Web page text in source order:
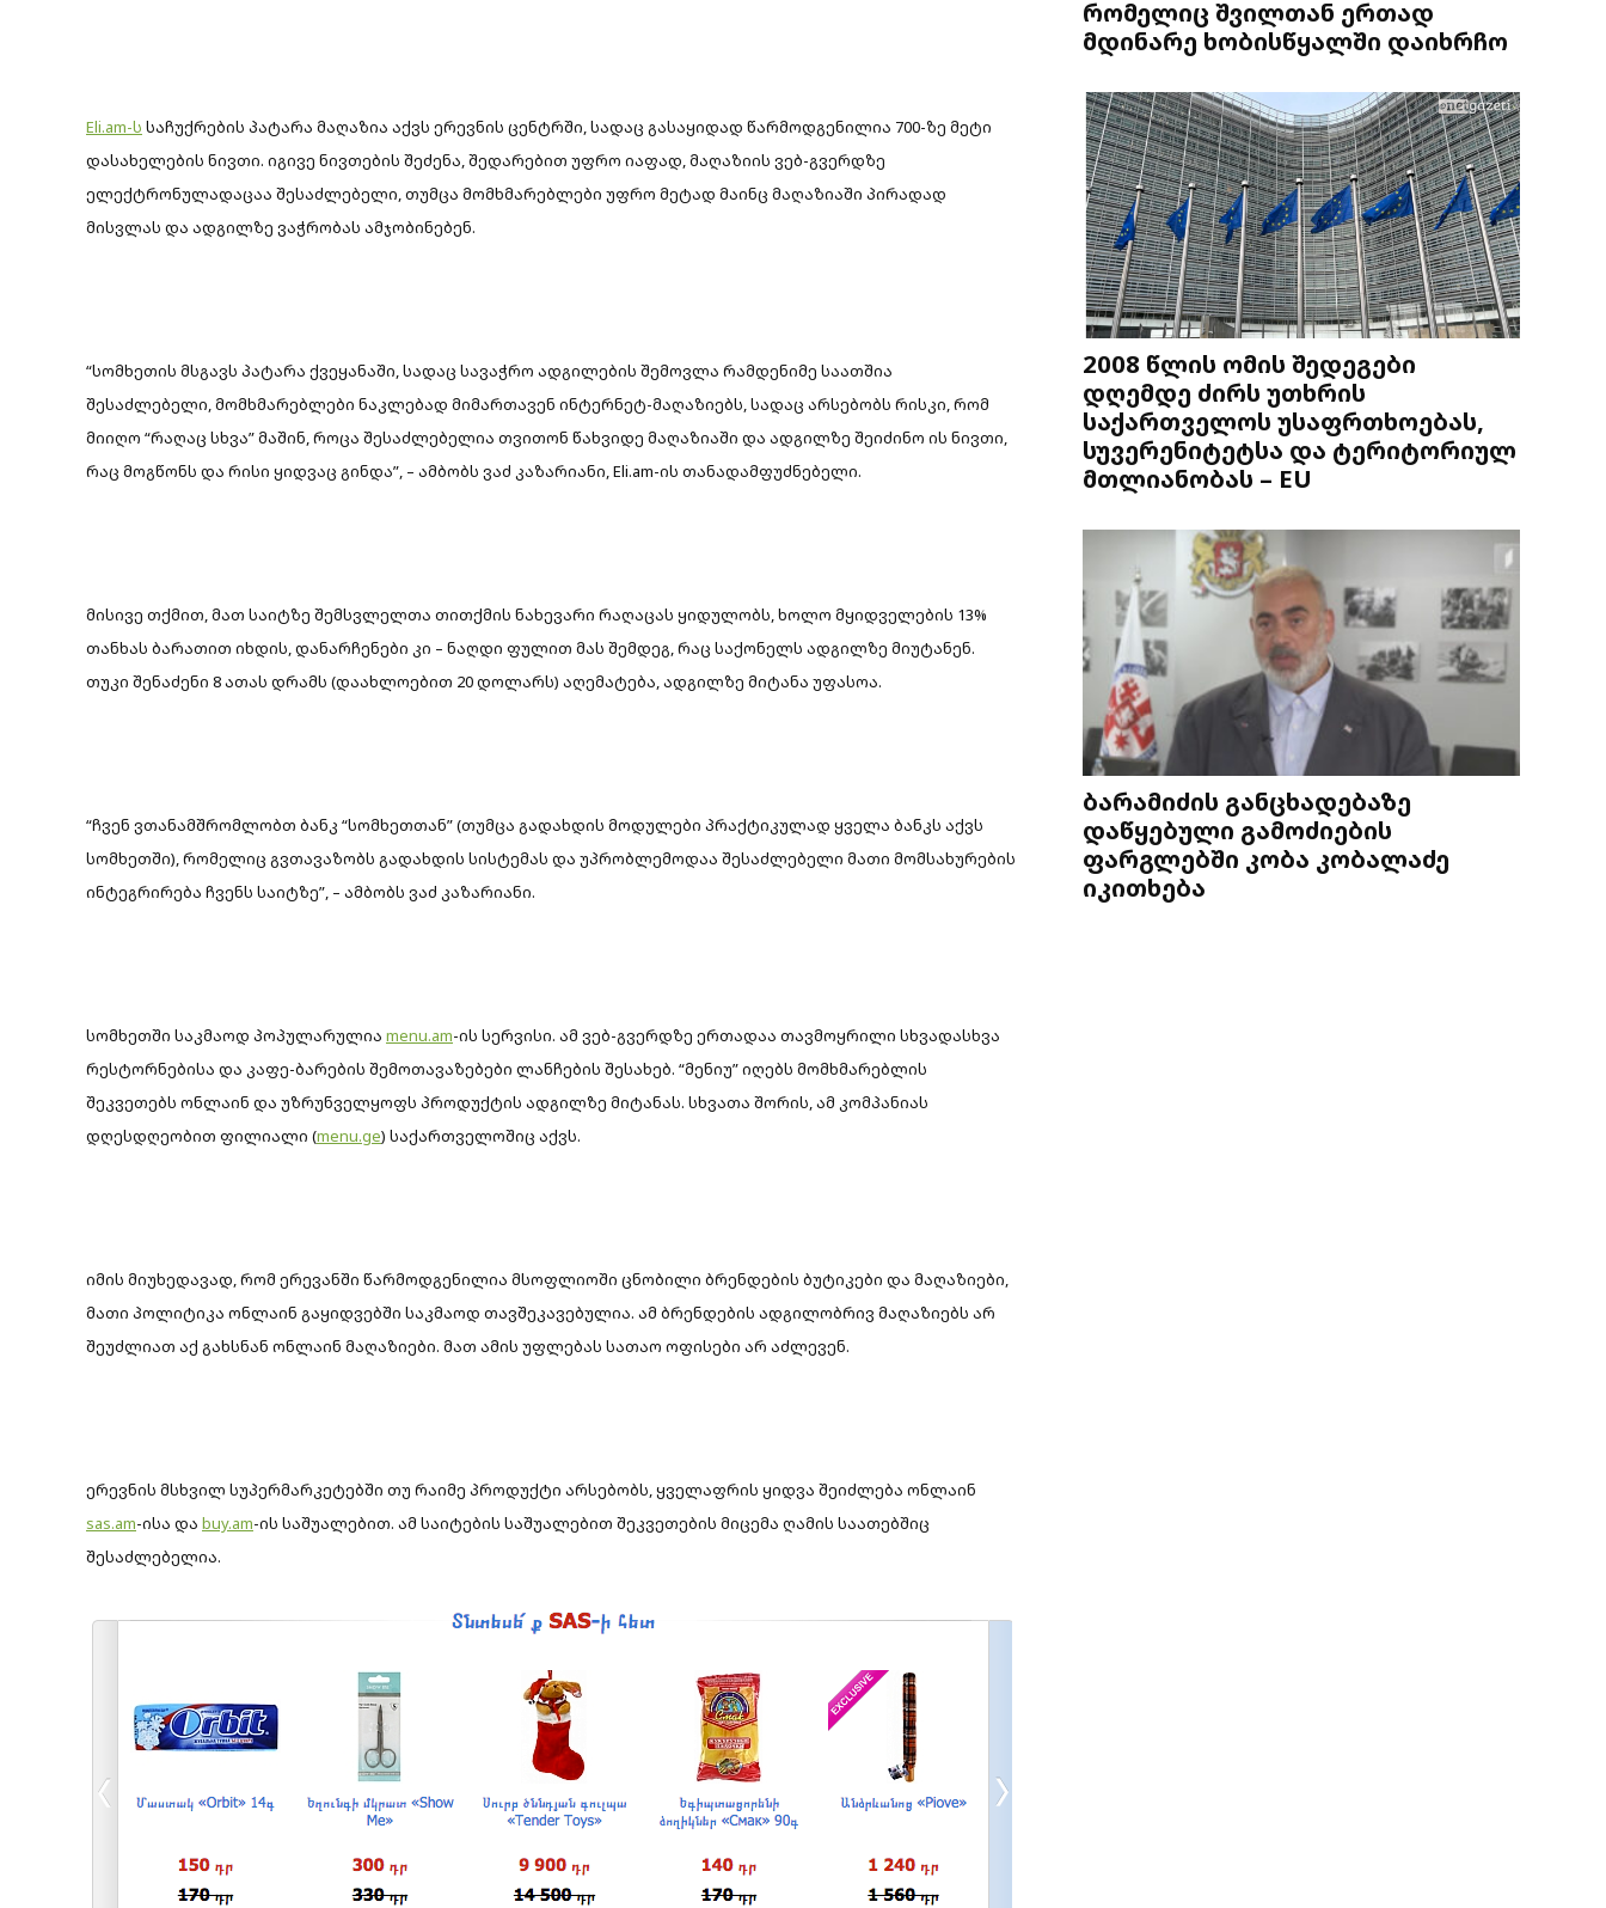
Eli.am-ს საჩუქრების პატარა მაღაზია აქვს ერევნის ცენტრში, სადაც გასაყიდად წარმოდგენილია 700-ზე მეტი
დასახელების ნივთი. იგივე ნივთების შეძენა, შედარებით უფრო იაფად, მაღაზიის ვებ-გვერდზე
ელექტრონულადაცაა შესაძლებელი, თუმცა მომხმარებლები უფრო მეტად მაინც მაღაზიაში პირადად
მისვლას და ადგილზე ვაჭრობას ამჯობინებენ.
“სომხეთის მსგავს პატარა ქვეყანაში, სადაც სავაჭრო ადგილების შემოვლა რამდენიმე საათშია
შესაძლებელი, მომხმარებლები ნაკლებად მიმართავენ ინტერნეტ-მაღაზიებს, სადაც არსებობს რისკი, რომ
მიიღო “რაღაც სხვა” მაშინ, როცა შესაძლებელია თვითონ წახვიდე მაღაზიაში და ადგილზე შეიძინო ის ნივთი,
რაც მოგწონს და რისი ყიდვაც გინდა”, – ამბობს ვაძ კაზარიანი, Eli.am-ის თანადამფუძნებელი.
მისივე თქმით, მათ საიტზე შემსვლელთა თითქმის ნახევარი რაღაცას ყიდულობს, ხოლო მყიდველების 13%
თანხას ბარათით იხდის, დანარჩენები კი – ნაღდი ფულით მას შემდეგ, რაც საქონელს ადგილზე მიუტანენ.
თუკი შენაძენი 8 ათას დრამს (დაახლოებით 20 დოლარს) აღემატება, ადგილზე მიტანა უფასოა.
“ჩვენ ვთანამშრომლობთ ბანკ “სომხეთთან” (თუმცა გადახდის მოდულები პრაქტიკულად ყველა ბანკს აქვს
სომხეთში), რომელიც გვთავაზობს გადახდის სისტემას და უპრობლემოდაა შესაძლებელი მათი მომსახურების
ინტეგრირება ჩვენს საიტზე”, – ამბობს ვაძ კაზარიანი.
სომხეთში საკმაოდ პოპულარულია menu.am-ის სერვისი. ამ ვებ-გვერდზე ერთადაა თავმოყრილი სხვადასხვა
რესტორნებისა და კაფე-ბარების შემოთავაზებები ლანჩების შესახებ. “მენიუ” იღებს მომხმარებლის
შეკვეთებს ონლაინ და უზრუნველყოფს პროდუქტის ადგილზე მიტანას. სხვათა შორის, ამ კომპანიას
დღესდღეობით ფილიალი (menu.ge) საქართველოშიც აქვს.
იმის მიუხედავად, რომ ერევანში წარმოდგენილია მსოფლიოში ცნობილი ბრენდების ბუტიკები და მაღაზიები,
მათი პოლიტიკა ონლაინ გაყიდვებში საკმაოდ თავშეკავებულია. ამ ბრენდების ადგილობრივ მაღაზიებს არ
შეუძლიათ აქ გახსნან ონლაინ მაღაზიები. მათ ამის უფლებას სათაო ოფისები არ აძლევენ.
ერევნის მსხვილ სუპერმარკეტებში თუ რაიმე პროდუქტი არსებობს, ყველაფრის ყიდვა შეიძლება ონლაინ
sas.am-ისა და buy.am-ის საშუალებით. ამ საიტების საშუალებით შეკვეთების მიცემა ღამის საათებშიც
შესაძლებელია.
რომელიც შვილთან ერთად
მდინარე ხობისწყალში დაიხრჩო
2008 წლის ომის შედეგები
დღემდე ძირს უთხრის
საქართველოს უსაფრთხოებას,
სუვერენიტეტსა და ტერიტორიულ
მთლიანობას – EU
ბარამიძის განცხადებაზე
დაწყებული გამოძიების
ფარგლებში კობა კობალაძე
იკითხება